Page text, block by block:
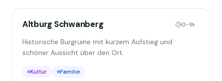
Altburg Schwanberg 0-1h
Historische Burgruine mit kurzem Aufstieg und
schöner Aussicht über den Ort.
Kultur Familie